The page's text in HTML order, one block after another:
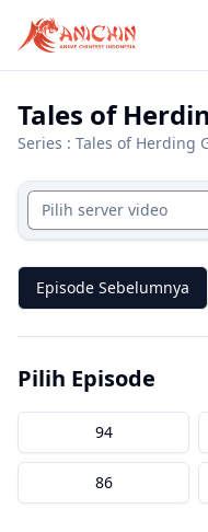
Tales of
Series : Tales of Herding
Pilih server video
Episode Sebelumnya
Pilih Episode
94
86